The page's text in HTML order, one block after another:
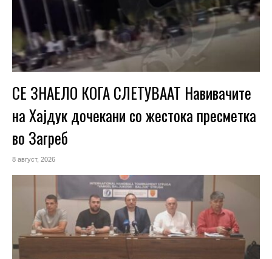
СЕ ЗНАЕЛО КОГА СЛЕТУВААТ Навивачите
на Хајдук дочекани со жестока пресметка
во Загреб
8 август, 2026